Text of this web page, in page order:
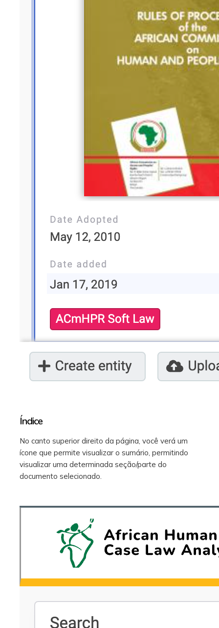
Índice
No canto superior direito da página, você verá um
ícone que permite visualizar o sumário, permitindo
visualizar uma determinada seção/parte do
documento selecionado.